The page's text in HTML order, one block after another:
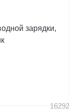
зарядки,